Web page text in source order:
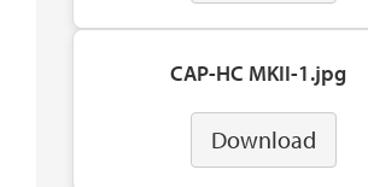
CAP-HC MKII-1.jpg
Download